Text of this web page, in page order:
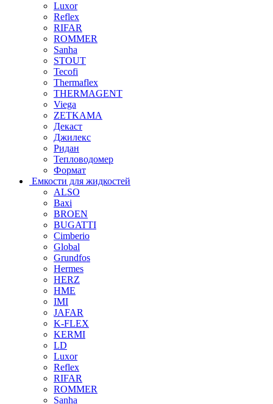
Luxor
Reflex
RIFAR
ROMMER
Sanha
STOUT
Tecofi
Thermaflex
THERMAGENT
Viega
ZETKAMA
Декаст
Джилекс
Ридан
Тепловодомер
Формат
Емкости для жидкостей
ALSO
Baxi
BROEN
BUGATTI
Cimberio
Global
Grundfos
Hermes
HERZ
HME
IMI
JAFAR
K-FLEX
KERMI
LD
Luxor
Reflex
RIFAR
ROMMER
Sanha